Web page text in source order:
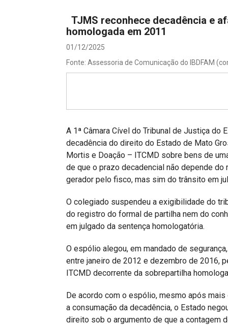
Processos - IBDFAM
Projetos do IBDFAM
Alienação Parental
TJMS reconhece decadência e
homologada em 2011
01/12/2025
Fonte: Assessoria de Comunicação do IBDFAM
A 1ª Câmara Cível do Tribunal de Justiça do
decadência do direito do Estado de Mato
Mortis e Doação – ITCMD sobre bens de
de que o prazo decadencial não depende
gerador pelo fisco, mas sim do trânsito em
O colegiado suspendeu a exigibilidade do
do registro do formal de partilha nem do
em julgado da sentença homologatória.
O espólio alegou, em mandado de
entre janeiro de 2012 e dezembro de 2016,
ITCMD decorrente da sobrepartilha
De acordo com o espólio, mesmo após
a consumação da decadência, o Estado
direito sob o argumento de que a contagem